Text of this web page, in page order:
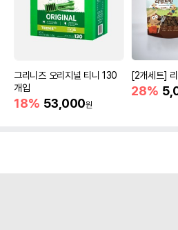
그리니즈 오리지널 티니 130
개입
18% 53,000원
[2개세트]
28%